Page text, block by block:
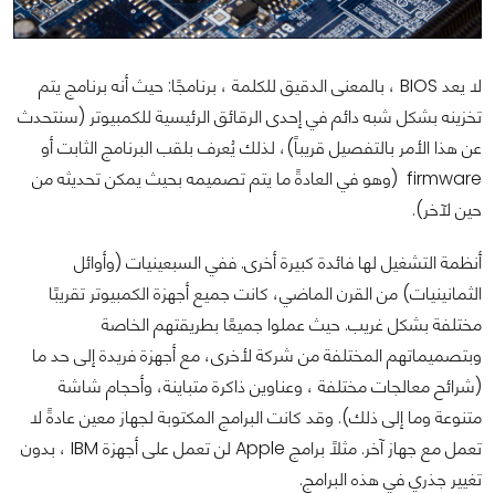
لا يعد BIOS ، بالمعنى الدقيق للكلمة ، برنامجًا: حيث أنه برنامج يتم
تخزينه بشكل شبه دائم في إحدى الرقائق الرئيسية للكمبيوتر (سنتحدث
عن هذا الأمر بالتفصيل قريباً)، لذلك يُعرف بلقب البرنامج الثابت أو
firmware (وهو في العادةً ما يتم تصميمه بحيث يمكن تحديثه من
حين لآخر).
أنظمة التشغيل لها فائدة كبيرة أخرى. ففي السبعينيات (وأوائل
الثمانينيات) من القرن الماضي، كانت جميع أجهزة الكمبيوتر تقريبًا
مختلفة بشكل غريب. حيث عملوا جميعًا بطريقتهم الخاصة
وبتصميماتهم المختلفة من شركة لأخرى، مع أجهزة فريدة إلى حد ما
(شرائح معالجات مختلفة ، وعناوين ذاكرة متباينة، وأحجام شاشة
متنوعة وما إلى ذلك). وقد كانت البرامج المكتوبة لجهاز معين عادةً لا
تعمل مع جهاز آخر. مثلاً برامج Apple لن تعمل على أجهزة IBM ، بدون
تغيير جذري في هذه البرامج.